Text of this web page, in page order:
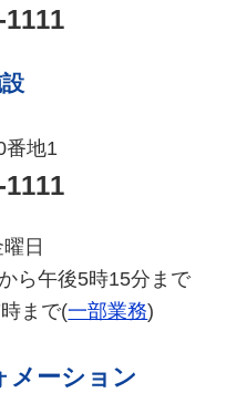
1111
番地1
1111
日
ら午後5時15分まで
まで(一部業務)
メーション